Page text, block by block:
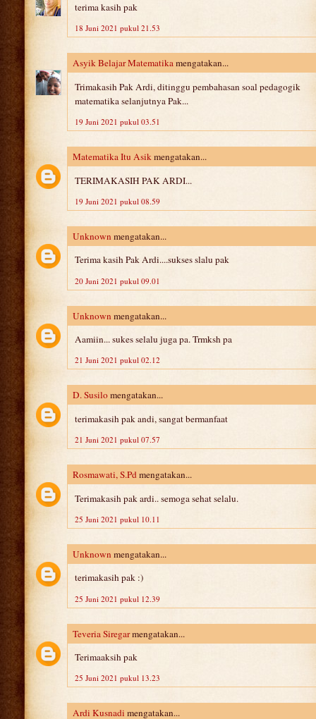
terima kasih pak
18 Juni 2021 pukul 21.53
Asyik Belajar Matematikamengatakan...
Trimakasih Pak Ardi, ditinggu pembahasan soal pedagogik
matematika selanjutnya Pak...
19 Juni 2021 pukul 03.51
Matematika Itu Asikmengatakan...
TERIMAKASIH PAK ARDI...
19 Juni 2021 pukul 08.59
Unknown mengatakan...
Terima kasih Pak Ardi....sukses slalu pak
20 Juni 2021 pukul 09.01
Unknown mengatakan...
Aamiin... sukes selalu juga pa. Trmksh pa
21 Juni 2021 pukul 02.12
D. Susilomengatakan...
terimakasih pak andi, sangat bermanfaat
21 Juni 2021 pukul 07.57
Rosmawati, S.Pdmengatakan...
Terimakasih pak ardi.. semoga sehat selalu.
25 Juni 2021 pukul 10.11
Unknown mengatakan...
terimakasih pak :)
25 Juni 2021 pukul 12.39
Teveria Siregarmengatakan...
Terimaaksih pak
25 Juni 2021 pukul 13.23
Ardi Kusnadi mengatakan...